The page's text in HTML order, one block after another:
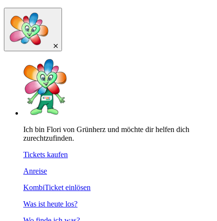
Ich bin Flori von Grünherz und möchte dir helfen dich
zurechtzufinden.
Tickets kaufen
Anreise
KombiTicket einlösen
Was ist heute los?